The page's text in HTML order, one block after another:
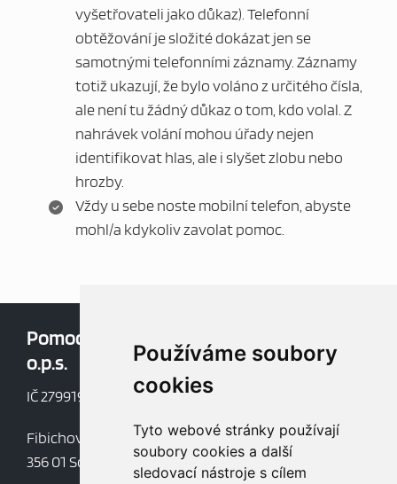
Používáme soubory
cookies
Tyto webové stránky používají
soubory cookies a další
sledovací nástroje s cílem
vyšetřovateli jako důkaz). Telefonní
obtěžování je složité dokázat jen se
samotnými telefonními záznamy. Záznamy
totiž ukazují, že bylo voláno z určitého čísla,
ale není tu žádný důkaz o tom, kdo volal. Z
nahrávek volání mohou úřady nejen
identifikovat hlas, ale i slyšet zlobu nebo
hrozby.
Vždy u sebe noste mobilní telefon, abyste
mohl/a kdykoliv zavolat pomoc.
Pomoc v nouzi,
o.p.s.
IČ 27991997
Fibichova 852
356 01 Sokolov